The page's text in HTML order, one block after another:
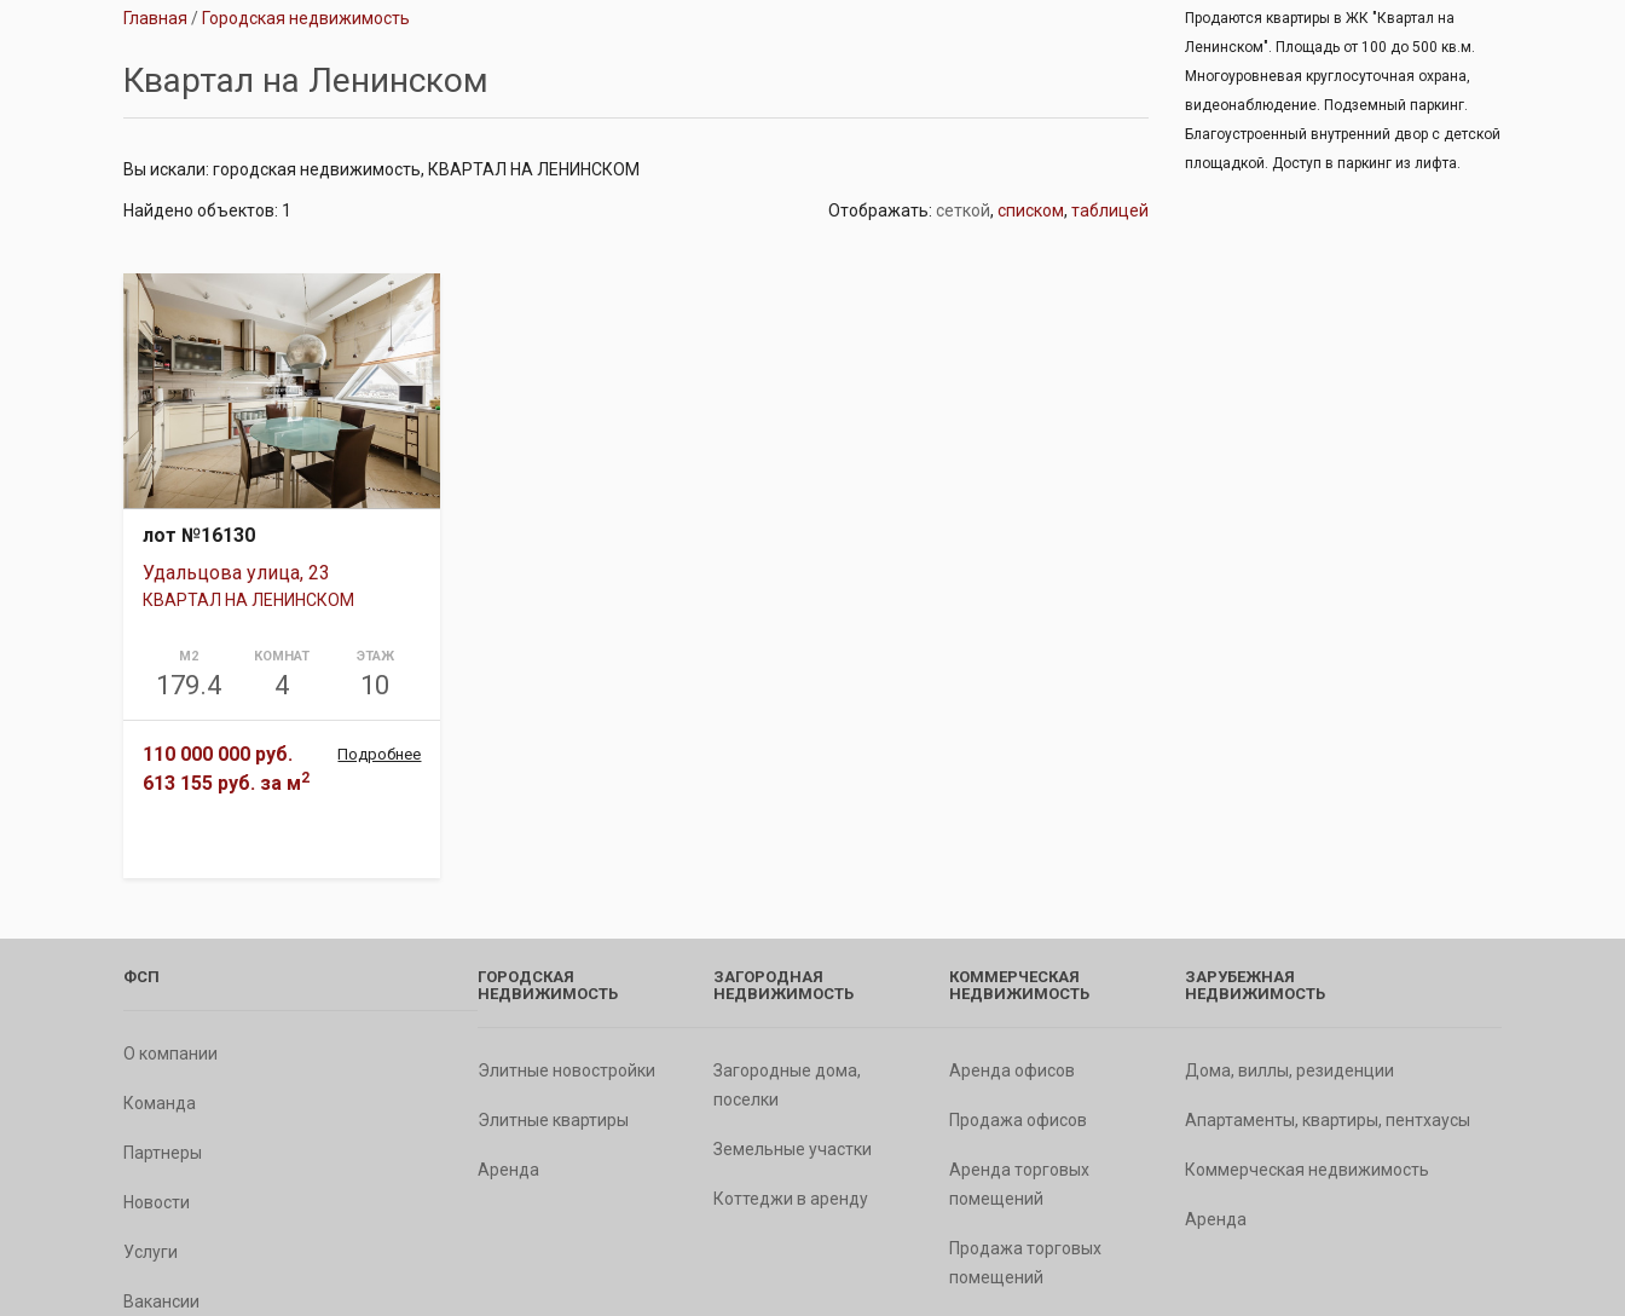
Главная Городская недвижимость
Квартал на Ленинском
Вы искали: городская недвижимость, КВАРТАЛ НА ЛЕНИНСКОМ
Найдено объектов: 1 Отображать: сеткой, списком, таблицей
лот №16130
Удальцова улица, 23
КВАРТАЛ НА ЛЕНИНСКОМ
М2
179.4
КОМНАТ
4
ЭТАЖ
10
110 000 000 руб.
613 155 руб. за м2
Подробнее
Продаются квартиры в ЖК "Квартал на
Ленинском". Площадь от 100 до 500 кв.м.
Многоуровневая круглосуточная охрана,
видеонаблюдение. Подземный паркинг.
Благоустроенный внутренний двор с детской
площадкой. Доступ в паркинг из лифта.
ФСП
О компании
Команда
Партнеры
Новости
Услуги
Вакансии
ГОРОДСКАЯ
НЕДВИЖИМОСТЬ
Элитные новостройки
Элитные квартиры
Аренда
ЗАГОРОДНАЯ
НЕДВИЖИМОСТЬ
Загородные дома,
поселки
Земельные участки
Коттеджи в аренду
КОММЕРЧЕСКАЯ
НЕДВИЖИМОСТЬ
Аренда офисов
Продажа офисов
Аренда торговых
помещений
Продажа торговых
помещений
ЗАРУБЕЖНАЯ
НЕДВИЖИМОСТЬ
Дома, виллы, резиденции
Апартаменты, квартиры, пентхаусы
Коммерческая недвижимость
Аренда